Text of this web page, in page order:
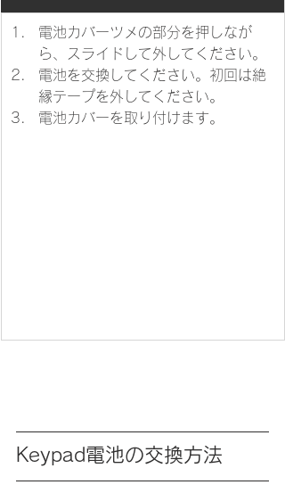
​電池カバーツメの部分を押しなが
ら、スライドして外してください。
電池を交換してください。初回は絶
縁テープを外してください。
電池カバーを取り付けます。
Keypad電池の交換方法